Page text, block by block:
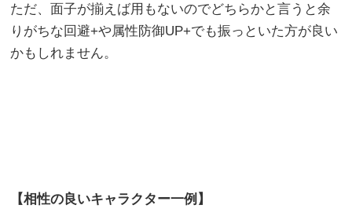
ただ、面子が揃えば用もないのでどちらかと言うと余
りがちな回避+や属性防御UP+でも振っといた方が良い
かもしれません。
【相性の良いキャラクター一例】